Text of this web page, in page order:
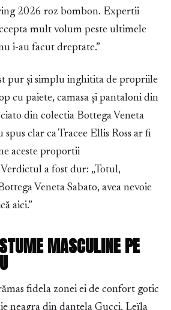
2026 roz bombon. Expertii
mult volum peste ultimele
i-au facut dreptate.”
pur și simplu inghitita de propriile
cu paiete, camasa și pantaloni din
din colectia Bottega Veneta
clar ca Tracee Ellis Ross ar fi
aceste proportii
a fost dur: „Totul,
Veneta Sabato, avea nevoie
aici.”
MASCULINE PE
fidela zonei ei de confort gotic
neagra din dantela Gucci. Leïla